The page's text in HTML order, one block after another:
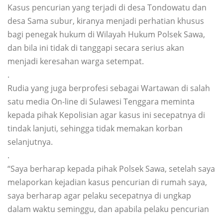
Kasus pencurian yang terjadi di desa Tondowatu dan
desa Sama subur, kiranya menjadi perhatian khusus
bagi penegak hukum di Wilayah Hukum Polsek Sawa,
dan bila ini tidak di tanggapi secara serius akan
menjadi keresahan warga setempat.
.
Rudia yang juga berprofesi sebagai Wartawan di salah
satu media On-line di Sulawesi Tenggara meminta
kepada pihak Kepolisian agar kasus ini secepatnya di
tindak lanjuti, sehingga tidak memakan korban
selanjutnya.
.
“Saya berharap kepada pihak Polsek Sawa, setelah saya
melaporkan kejadian kasus pencurian di rumah saya,
saya berharap agar pelaku secepatnya di ungkap
dalam waktu seminggu, dan apabila pelaku pencurian